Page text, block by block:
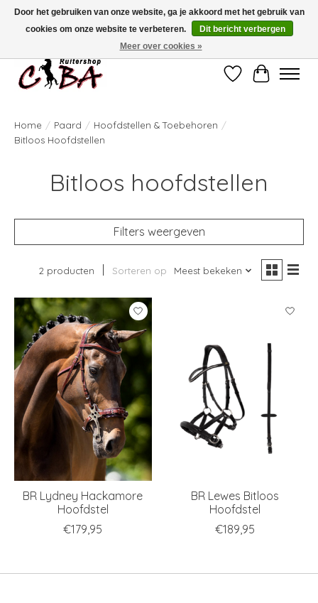
Bij vragen kan u ons contacteren op het nummer 011/60.67.34 ofciba@skynet.be
Ambachtstraat 22 A, 3530 Helchteren
Verlanglijst
Home / Paard / Hoofdstellen & Toebehoren /
Bitloos Hoofdstellen
Bitloos hoofdstellen
Filters weergeven
2 producten Sorteren op Meest bekeken
BR Lydney Hackamore
Hoofdstel
€179,95
BR Lewes Bitloos
Hoofdstel
€189,95
Door het gebruiken van onze website, ga je akkoord met het gebruik van
cookies om onze website te verbeteren.
Dit bericht verbergen
Meer over cookies »